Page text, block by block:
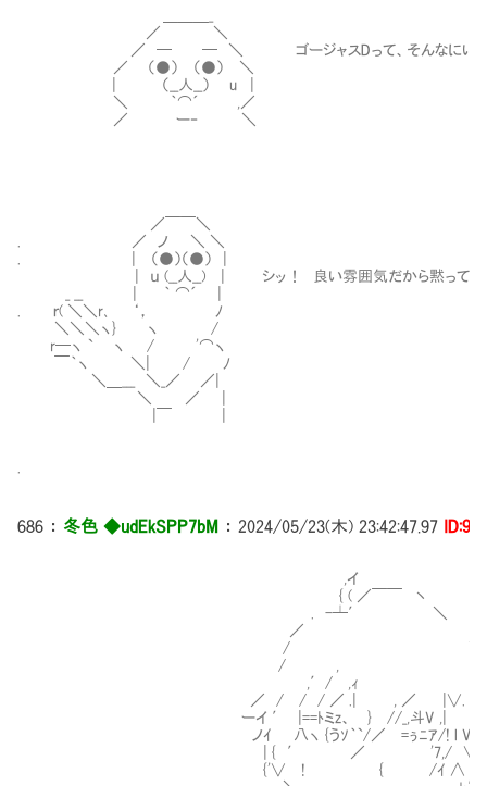
／ ＼
／ ─ ─ ＼ ゴージャスDって、そんなにいい名
／ （●） （●） ＼
| （__人__） u |
＼ ｀⌒´ ,／
／ ー‐ ＼
／￣￣＼
. ／ ノ ＼ ＼
. | （●）（●） |
| ｕ (__人__) | シッ！ 良い雰囲気だから黙っている
_ __ | ｀ ⌒´ |
. ｒ( ＼＼r､ ‘， ﾉ
＼＼＼ヽ} ヽ /
r─ヽ ` ヽ / '⌒ヽ
￣｀ヽ ＼| / ﾉ
＼＿___ ＼_／ ／|
＼ ／ |
686 ： 冬色 ◆udEkSPP7bM ： 2024/05/23(木) 23:42:47.97
,イ
{ ( ／￣￣ 丶
. -┴′ ＼
／
/ ＼
/ , ヽ
,′/ ,ｨ ､ ___
／ / / / ／ .| , ／Ⅳ |∨. ∧
ーイ ′ |==ﾄミz、Ⅳ} //_,斗V ,| Ⅳ
ノｲ 八ヽ {うｿ｀`/／Ⅳ=ぅﾆｱ/! l V
| { ′ ／ '7,/ ∨
{'∨ ! { /ｲ ∧ Ⅳ よし、できる夫よ、一